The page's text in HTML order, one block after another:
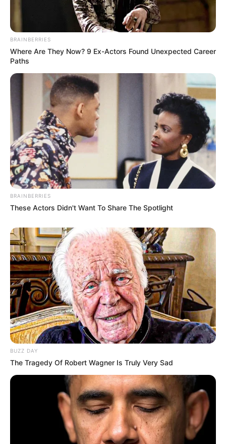
давление:
ветер:
Погода на 10 дней от
Новини
У Ясінянській громаді відкрили черговий простір
психологічної підтримки (фото)
Катування, кайданки та незаконне утримання
людей: працівника Ужгородського ТЦК
судитимуть, дії ще двох його колег розслідує ДБР
«Батько був би живий»: на Закарпатті
злочинець, чекаючи 7 років на вирок, побив до
смерті пенсіонера
Працівника ТЦК, за інформацію про якого
обіцяли $10 тисяч, помітили в Ужгороді
Діти Ясінянської громади побували на
відпочинку в Польщі та Італії (фото, відео)
Без рубрики
BRAINBERRIES
Where Are They Now? 9 Ex-Actors Found Unexpected Career
Paths
BRAINBERRIES
These Actors Didn't Want To Share The Spotlight
BUZZ DAY
The Tragedy Of Robert Wagner Is Truly Very Sad